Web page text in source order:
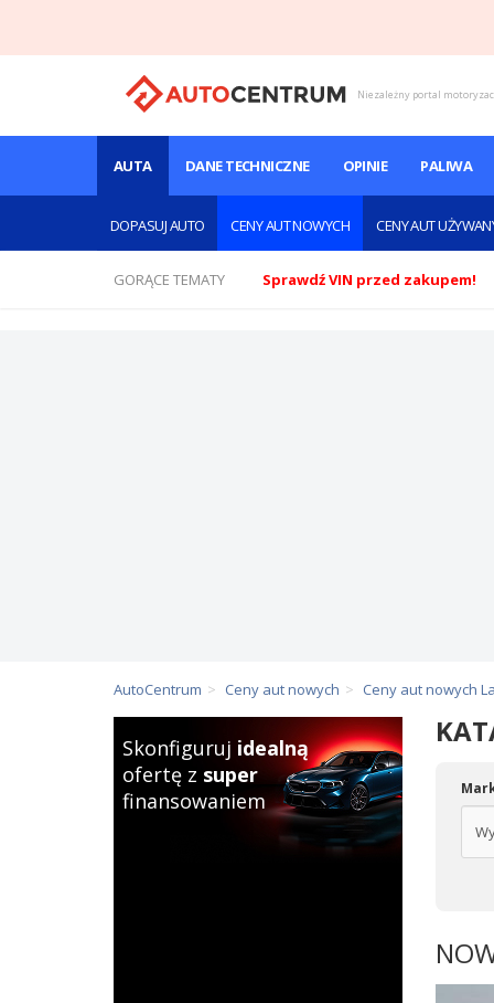
Niezależny portal
AUTA
DOPASUJ AUTO CENY AUT NOWYCH CENY AUT
DANE TECHNICZNE OPINIE PALIWA
GORĄCE TEMATY Sprawdź VIN przed zakupem!
AutoCentrum Ceny aut nowych Ceny aut nowych
Skonfiguruj idealną
ofertę z super
finansowaniem